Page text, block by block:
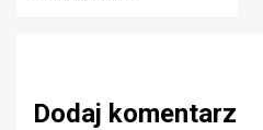
Dodaj komentarz